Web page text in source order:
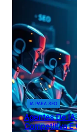
IA PARA SEO
Agentes De IA
Competitiva E